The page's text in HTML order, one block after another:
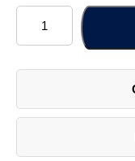
Количество
товара
Набор
торцовых
TX,